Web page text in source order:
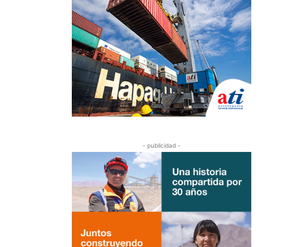
- publicidad -